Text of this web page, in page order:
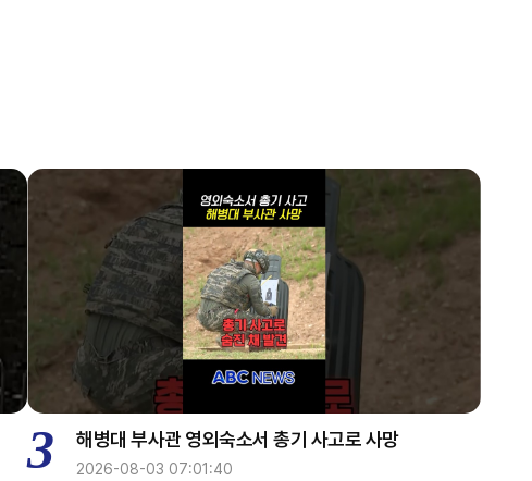
2000~2030
업&다운
2030~2040
투데이 업&다운 mini
2040~2050
투데이 업&다운 mini
3 해병대 부사관 영외숙소서 총기 사고로 사망
2026-08-03 07:01:40